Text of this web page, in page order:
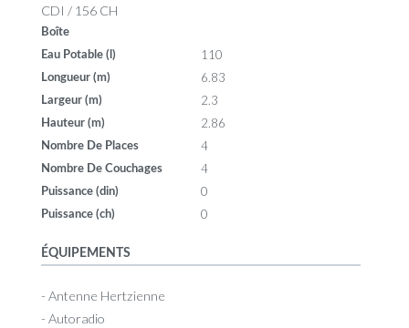
CDI / 156 CH
Boîte
Eau Potable (l)
110
Longueur (m) 6.83
Largeur (m) 2.3
Hauteur (m) 2.86
Nombre De Places 4
Nombre De Couchages 4
Puissance (din) 0
Puissance (ch) 0
ÉQUIPEMENTS
- Antenne Hertzienne
- Autoradio